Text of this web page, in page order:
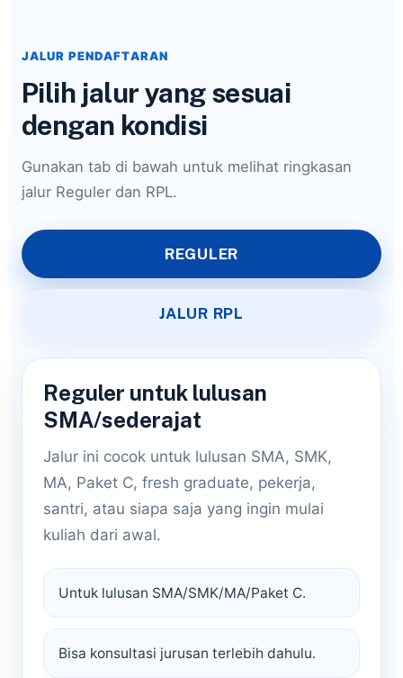
JALUR PENDAFTARAN
Pilih jalur yang sesuai
dengan kondisi
Gunakan tab di bawah untuk melihat ringkasan
jalur Reguler dan RPL.
REGULER
JALUR RPL
Reguler untuk lulusan
SMA/sederajat
Jalur ini cocok untuk lulusan SMA, SMK,
MA, Paket C, fresh graduate, pekerja,
santri, atau siapa saja yang ingin mulai
kuliah dari awal.
Untuk lulusan SMA/SMK/MA/Paket C.
Bisa konsultasi jurusan terlebih dahulu.